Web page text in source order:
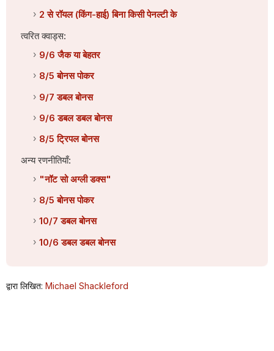
2 से रॉयल (किंग-हाई) बिना किसी पेनल्टी के
त्वरित क्वाड्स:
9/6 जैक या बेहतर
8/5 बोनस पोकर
9/7 डबल बोनस
9/6 डबल डबल बोनस
8/5 ट्रिपल बोनस
अन्य रणनीतियाँ:
"नॉट सो अग्ली डक्स"
8/5 बोनस पोकर
10/7 डबल बोनस
10/6 डबल डबल बोनस
द्वारा लिखित: Michael Shackleford